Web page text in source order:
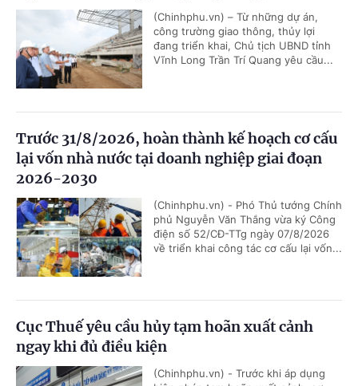
(Chinhphu.vn) – Từ những dự án,
công trường giao thông, thủy lợi
đang triển khai, Chủ tịch UBND tỉnh
Vĩnh Long Trần Trí Quang yêu cầu...
Trước 31/8/2026, hoàn thành kế hoạch cơ cấu
lại vốn nhà nước tại doanh nghiệp giai đoạn
2026-2030
(Chinhphu.vn) - Phó Thủ tướng Chính
phủ Nguyễn Văn Thắng vừa ký Công
điện số 52/CĐ-TTg ngày 07/8/2026
về triển khai công tác cơ cấu lại vốn...
Cục Thuế yêu cầu hủy tạm hoãn xuất cảnh
ngay khi đủ điều kiện
(Chinhphu.vn) - Trước khi áp dụng